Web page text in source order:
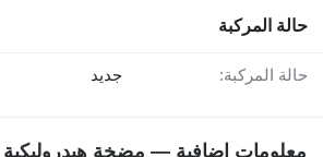
حالة المركبة
حالة المركبة: جديد